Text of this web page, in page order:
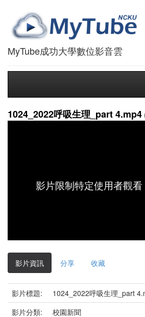
MyTube成功大學數位影音雲
1024_2022呼吸生理_part 4.mp4
影片限制特定使用者觀
影片資訊 分享 收藏
影片標題:
1024_2022呼吸生理_part
影片分類:
校園新聞